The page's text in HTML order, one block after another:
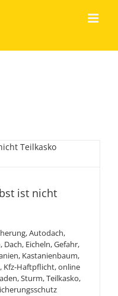
Herbst
ist nicht
,Autodach,
, Dach, Eicheln,Gefahr,
, Kastanienbaum,
, Kfz-Haftpflicht,online
,Sturm,Teilkasko,